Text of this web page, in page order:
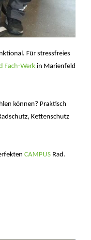
Für stressfreies
Fach-Werkin Marienfeld
können? Praktisch
Kettenschutz
CAMPUSRad.